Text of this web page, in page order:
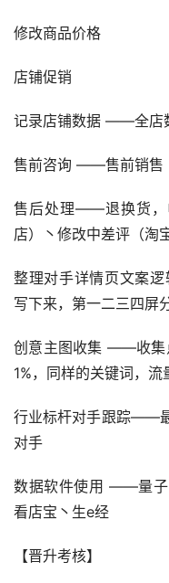
修改商品价格
店铺促销
记录店铺数据 ——全店
售前咨询 ——售前销售
售后处理——退换货，
店）丶修改中差评（淘
整理对手详情页文案
写下来，第一二三四屏
创意主图收集 ——收集
1%，同样的关键词，
行业标杆对手跟踪——
对手
数据软件使用 ——量子
看店宝丶生e经
【晋升考核】